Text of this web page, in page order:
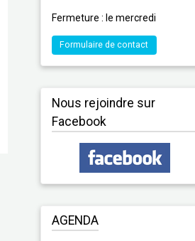
Fermeture : le mercredi
Formulaire de contact
Nous rejoindre sur
Facebook
AGENDA